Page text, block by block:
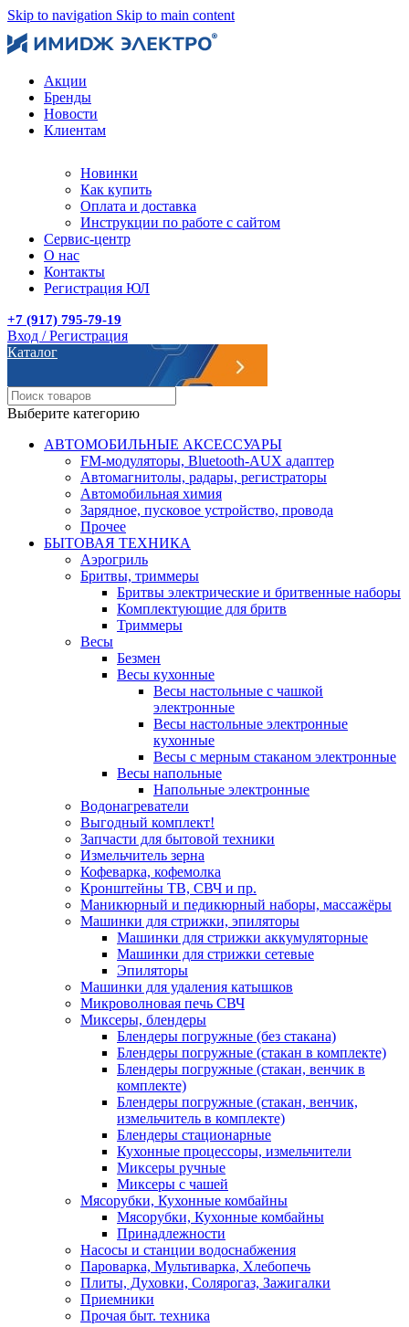
Skip to navigation Skip to main content
Акции
Бренды
Новости
Клиентам
Новинки
Как купить
Оплата и доставка
Инструкции по работе с сайтом
Сервис-центр
О нас
Контакты
Регистрация ЮЛ
+7 (917) 795-79-19
Вход / Регистрация
Каталог
Выберите категорию
АВТОМОБИЛЬНЫЕ АКСЕССУАРЫ
FM-модуляторы, Bluetooth-AUX адаптер
Автомагнитолы, радары, регистраторы
Автомобильная химия
Зарядное, пусковое устройство, провода
Прочее
БЫТОВАЯ ТЕХНИКА
Аэрогриль
Бритвы, триммеры
Бритвы электрические и бритвенные наборы
Комплектующие для бритв
Триммеры
Весы
Безмен
Весы кухонные
Весы настольные с чашкой
электронные
Весы настольные электронные
кухонные
Весы с мерным стаканом электронные
Весы напольные
Напольные электронные
Водонагреватели
Выгодный комплект!
Запчасти для бытовой техники
Измельчитель зерна
Кофеварка, кофемолка
Кронштейны ТВ, СВЧ и пр.
Маникюрный и педикюрный наборы, массажёры
Машинки для стрижки, эпиляторы
Машинки для стрижки аккумуляторные
Машинки для стрижки сетевые
Эпиляторы
Машинки для удаления катышков
Микроволновая печь СВЧ
Миксеры, блендеры
Блендеры погружные (без стакана)
Блендеры погружные (стакан в комплекте)
Блендеры погружные (стакан, венчик в
комплекте)
Блендеры погружные (стакан, венчик,
измельчитель в комплекте)
Блендеры стационарные
Кухонные процессоры, измельчители
Миксеры ручные
Миксеры с чашей
Мясорубки, Кухонные комбайны
Мясорубки, Кухонные комбайны
Принадлежности
Насосы и станции водоснабжения
Пароварка, Мультиварка, Хлебопечь
Плиты, Духовки, Солярогаз, Зажигалки
Приемники
Прочая быт. техника